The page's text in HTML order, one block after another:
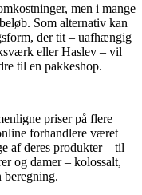
men i mange
Som alternativ kan
der tit – uafhængig
eller Haslev – vil
til en pakkeshop.
priser på flere
forhandlere været
af deres produkter – til
og damer – kolossalt,
beregning.